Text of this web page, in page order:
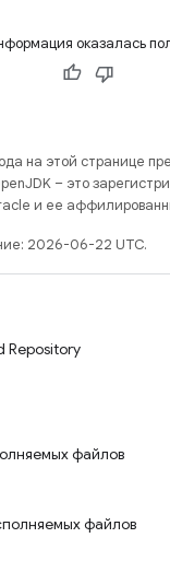
оказалась
на этой странице
– это
и ее
2026-06-22 UTC.
файлов
файлов